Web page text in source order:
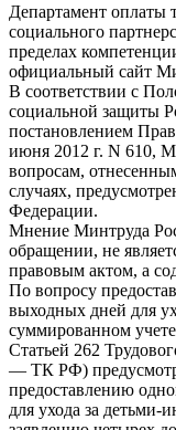
Департамент оплаты
социального
пределах
официальный сайт
В соответствии с
социальной защиты
постановлением
июня 2012 г. N 610,
вопросам,
случаях,
Федерации.
Мнение Минтруда
обращении, не
правовым актом, а
По вопросу
выходных дней для
суммированном
Статьей 262
— ТК РФ)
предоставлению
для ухода за